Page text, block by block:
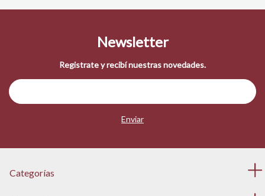
Newsletter
Registrate y recibí nuestras novedades.
Categorías